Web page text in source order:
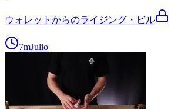
ウォレットからのライジング・ビル
7mJulio